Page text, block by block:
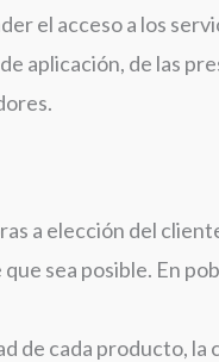
el acceso a los
aplicación, de las
a elección del
sea posible. En
de cada producto,